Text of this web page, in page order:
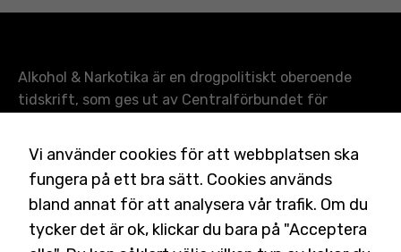
Alkohol & Narkotika är en drogpolitiskt oberoende
tidskrift, som ges ut av Centralförbundet för
granskar och bevakar forskning, politik och andra
frågor inom drogområdet i form av sociala reportage,
intervjuer, debattinlägg och faktaartiklar.Läs mer
T.f. chefredaktör:Anna Fredriksson
Vi använder cookies för att webbplatsen ska
fungera på ett bra sätt. Cookies används
bland annat för att analysera vår trafik. Om du
tycker det är ok, klickar du bara på "Acceptera
Dessa kakor
går inte att
behövs för
att